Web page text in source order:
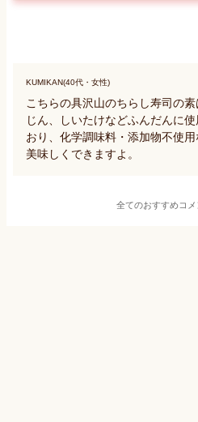
KUMIKAN(40代・女性)
こちらの具沢山のちらし寿司の
じん、しいたけなどふんだんに
おり、化学調味料・添加物不使
美味しくできますよ。
全てのおすすめコメ